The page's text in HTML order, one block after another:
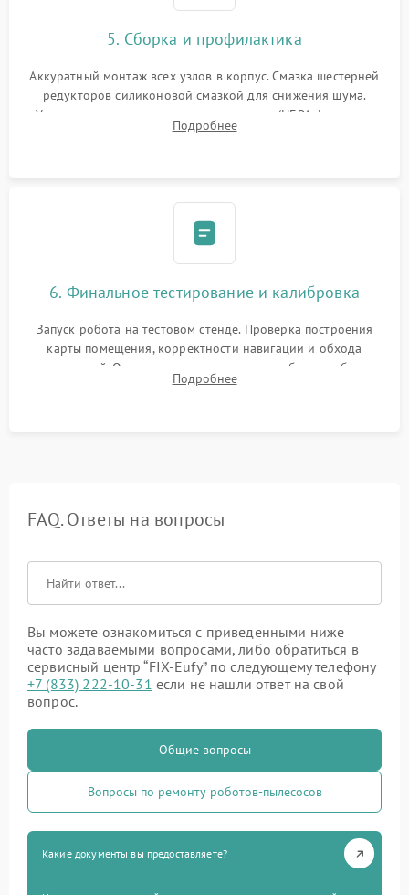
5. Сборка и профилактика
Аккуратный монтаж всех узлов в корпус. Смазка шестерней
редукторов силиконовой смазкой для снижения шума.
Установка новых расходных материалов (HEPA-фильтров,
микрофибры, щеток). Надежная фиксация разъемов и
Подробнее
6. Финальное тестирование и калибровка
Запуск робота на тестовом стенде. Проверка построения
карты помещения, корректности навигации и обхода
препятствий. Оценка силы всасывания и работы турбины.
Тестирование автоматического возврата на док-станцию и
Подробнее
FAQ. Ответы на вопросы
Вы можете ознакомиться с приведенными ниже
часто задаваемыми вопросами, либо обратиться в
сервисный центр “FIX-Eufy” по следующему телефону
+7 (833) 222-10-31 если не нашли ответ на свой
вопрос.
Общие вопросы
Вопросы по ремонту роботов-пылесосов
Какие документы вы предоставляете?